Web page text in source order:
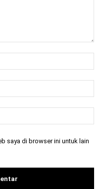
saya di browser ini untuk lain